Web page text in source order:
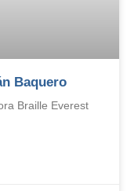
Baquero
Braille Everest